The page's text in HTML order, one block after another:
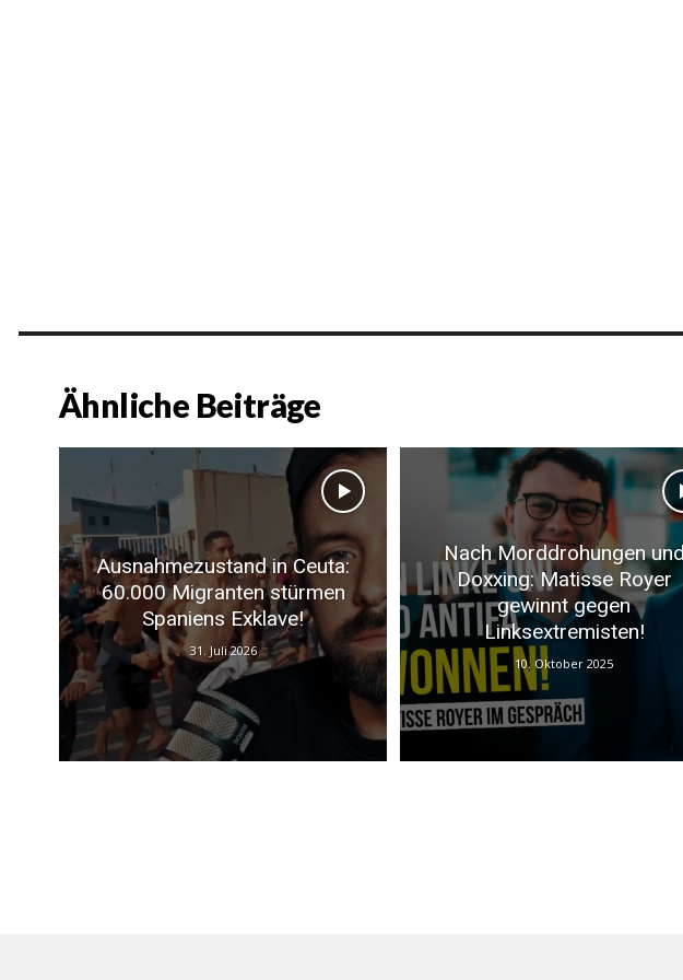
Ähnliche Beiträge
Ausnahmezustand in Ceuta:
60.000 Migranten stürmen
Spaniens Exklave!
31. Juli 2026
Nach Morddrohungen
Doxxing: Matisse Royer
gewinnt gegen
Linksextremisten!
10. Oktober 2025